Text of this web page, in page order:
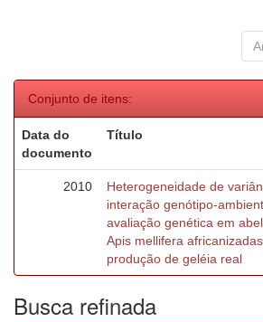
Conjunto de itens:
Data do
documento
Título
2010
Heterogeneidade de
interação genótipo-
avaliação genética em
Apis mellifera
produção de geléia real
Busca refinada